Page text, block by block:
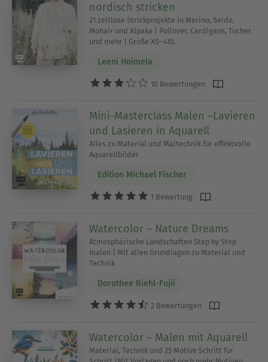
nordisch stricken
21 zeitlose Strickprojekte in Merino, Seide,
Mohair und Alpaka | Pullover, Cardigans, Tücher
und mehr | Größe XS–4XL
Leeni Hoimela
10 Bewertungen
Mini-Masterclass Malen –Lavieren
und Lasieren in Aquarell
Alles zu Material und Maltechnik für effektvolle
Aquarellbilder
Edition Michael Fischer
1 Bewertung
Watercolor – Nature Dreams
Atmosphärische Landschaften Step by Step
malen | Mit allen Grundlagen zu Material und
Technik
Dorothee Riehl-Fujii
2 Bewertungen
Watercolor – Malen mit Aquarell
Material, Technik und 25 Motive Schritt für